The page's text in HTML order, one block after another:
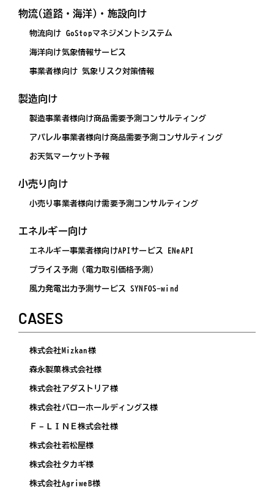
物流(道路・海洋)・施設向け
物流向け GoStopマネジメントシステム
海洋向け気象情報サービス
事業者様向け 気象リスク対策情報
製造向け
製造事業者様向け商品需要予測コンサルティング
アパレル事業者様向け商品需要予測コンサルティング
お天気マーケット予報
小売り向け
小売り事業者様向け需要予測コンサルティング
エネルギー向け
エネルギー事業者様向けAPIサービス ENeAPI
プライス予測（電力取引価格予測）
風力発電出力予測サービス SYNFOS-wind
CASES
株式会社Mizkan様
森永製菓株式会社様
株式会社アダストリア様
株式会社バローホールディングス様
Ｆ－ＬＩＮＥ株式会社様
株式会社若松屋様
株式会社タカギ様
株式会社AgriweB様